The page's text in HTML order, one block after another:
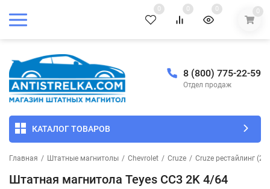
0 0 0 0
8 (800) 775-22-59
Отдел продаж
КАТАЛОГ ТОВАРОВ
Главная / Штатные магнитолы / Chevrolet / Cruze / Cruze рестайлинг
Штатная магнитола Teyes CC3 2K 4/64